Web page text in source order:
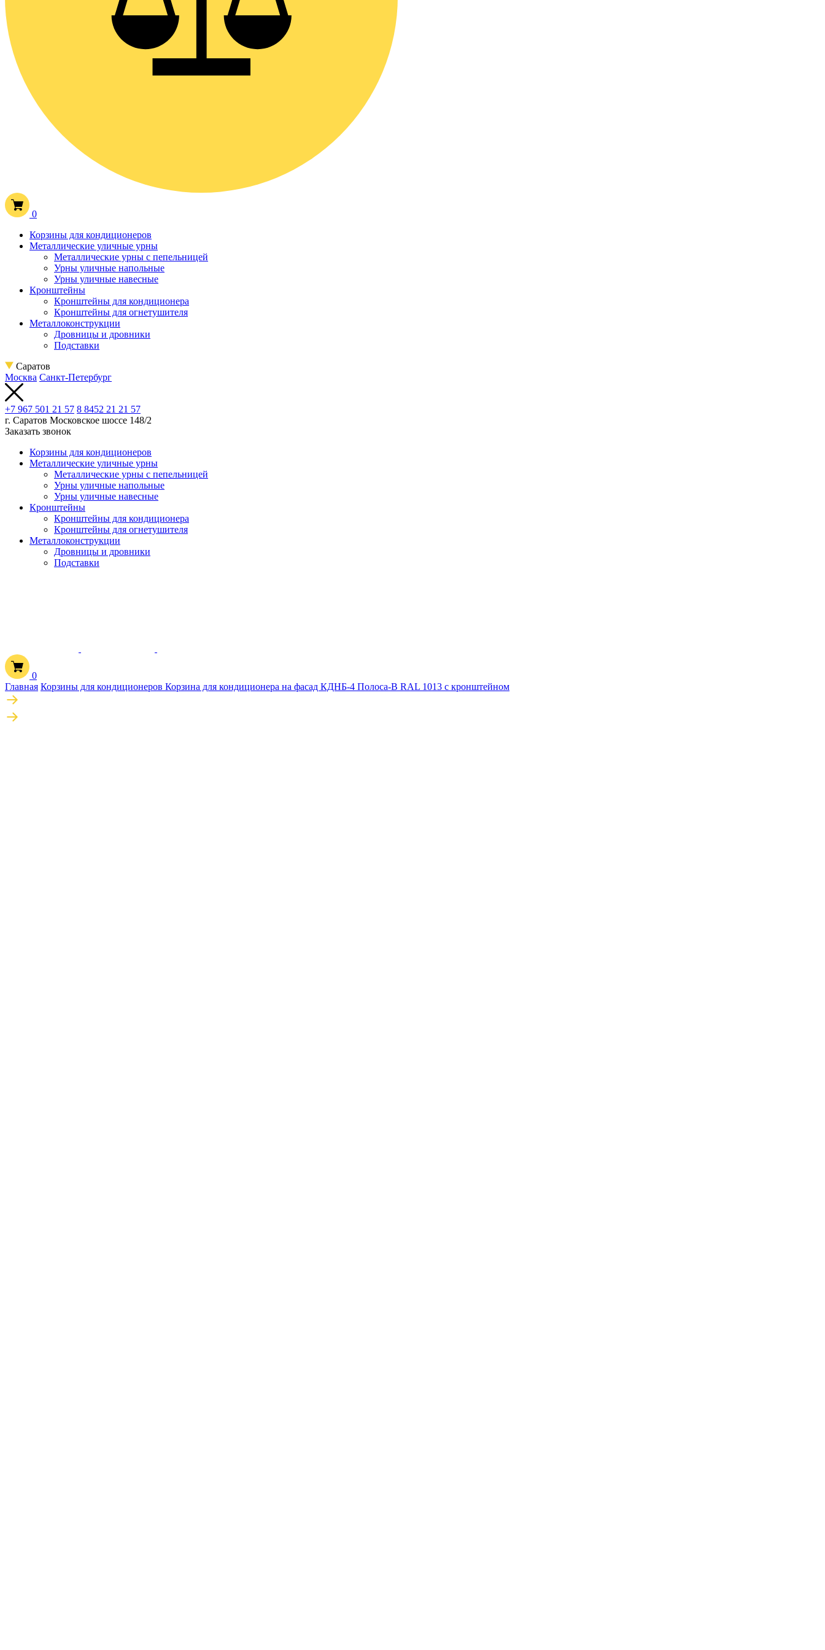
0
Корзины для кондиционеров
Металлические уличные урны
Металлические урны с пепельницей
Урны уличные напольные
Урны уличные навесные
Кронштейны
Кронштейны для кондиционера
Кронштейны для огнетушителя
Металлоконструкции
Дровницы и дровники
Подставки
Саратов
Москва Санкт-Петербург
+7 967 501 21 57 8 8452 21 21 57
г. Саратов Московское шоссе 148/2
Заказать звонок
Корзины для кондиционеров
Металлические уличные урны
Металлические урны с пепельницей
Урны уличные напольные
Урны уличные навесные
Кронштейны
Кронштейны для кондиционера
Кронштейны для огнетушителя
Металлоконструкции
Дровницы и дровники
Подставки
0
Главная Корзины для кондиционеров Корзина для кондиционера на фасад КДНБ-4 Полоса-В RAL 1013 с кронштейном